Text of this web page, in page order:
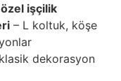
işçilik
– L koltuk, köşe
dekorasyon